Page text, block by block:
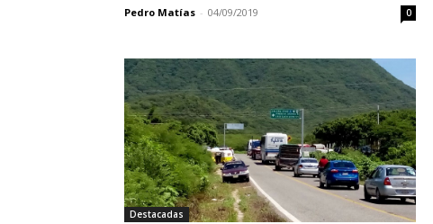
Pedro Matías - 04/09/2019 0
Destacadas